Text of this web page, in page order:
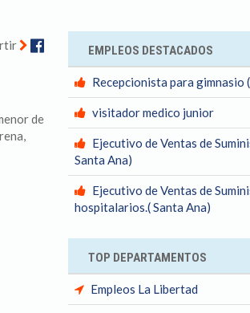
Facebook
de
EMPLEOS DESTACADOS
Recepcionista para gimnasio
visitador medico junior
Ejecutivo de Ventas de
Santa Ana)
Ejecutivo de Ventas de
hospitalarios.( Santa Ana)
TOP DEPARTAMENTOS
Empleos La Libertad